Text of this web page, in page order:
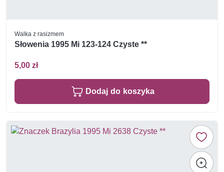
Walka z rasizmem
Słowenia 1995 Mi 123-124 Czyste **
5,00 zł
Dodaj do koszyka